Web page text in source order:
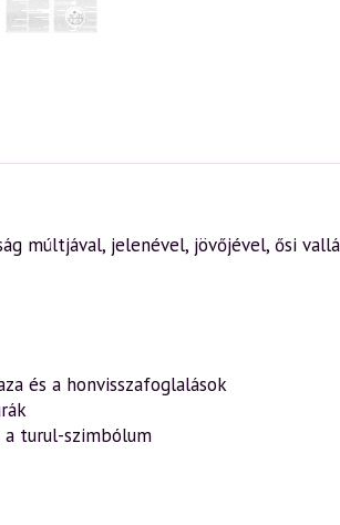
múltjával, jelenével, jövőjével, ősi
és a honvisszafoglalások
a turul-szimbólum